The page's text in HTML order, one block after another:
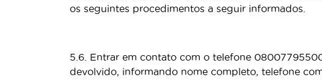
os seguintes procedimentos a seguir informados.
5.6. Entrar em contato com o telefone
devolvido, informando nome completo, telefone